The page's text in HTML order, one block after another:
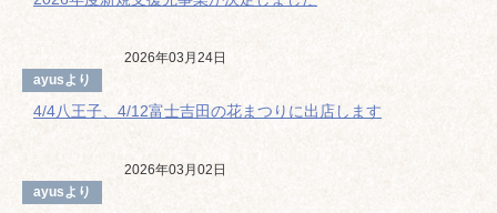
ayusより
2026年03月24日
4/4八王子、4/12富士吉田の花まつりに出店します
ayusより
2026年03月02日